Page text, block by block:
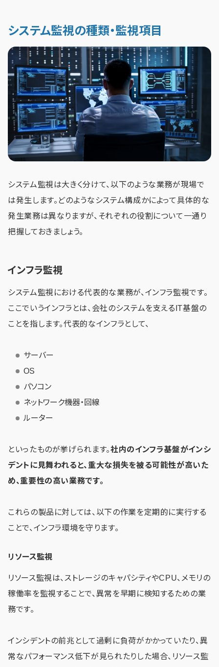
システム監視の種類・監視項目
システム監視は大きく分けて、以下のような業務が現場で
は発生します。どのようなシステム構成かによって具体的な
発生業務は異なりますが、それぞれの役割について一通り
把握しておきましょう。
インフラ監視
システム監視における代表的な業務が、インフラ監視です。
ここでいうインフラとは、会社のシステムを支えるIT基盤の
ことを指します。代表的なインフラとして、
サーバー
OS
パソコン
ネットワーク機器・回線
ルーター
といったものが挙げられます。社内のインフラ基盤がインシ
デントに見舞われると、重大な損失を被る可能性が高いた
め、重要性の高い業務です。
これらの製品に対しては、以下の作業を定期的に実行する
ことで、インフラ環境を守ります。
リソース監視
リソース監視は、ストレージのキャパシティやCPU、メモリの
稼働率を監視することで、異常を早期に検知するための業
務です。
インシデントの前兆として過剰に負荷がかかっていたり、異
常なパフォーマンス低下が見られたりした場合、リソース監